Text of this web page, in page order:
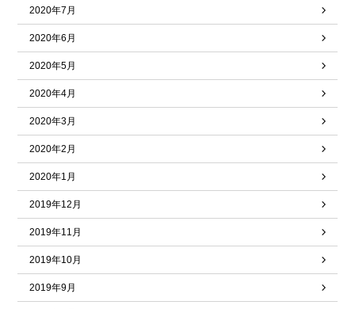
2020年7月
2020年6月
2020年5月
2020年4月
2020年3月
2020年2月
2020年1月
2019年12月
2019年11月
2019年10月
2019年9月